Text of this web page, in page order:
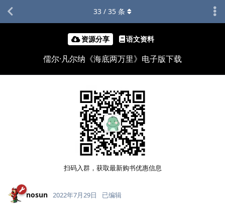
资源分享 语文资料
儒尔·凡尔纳《海底两万里》电子版下载
33 / 35 条
扫码入群，获取最新购书优惠信息
nosun 2022年7月29日 已编辑